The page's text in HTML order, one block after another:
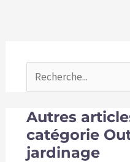
Autres
catégorie
jardinage